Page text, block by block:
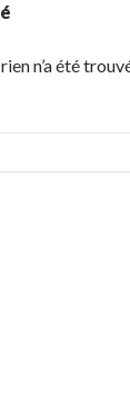
n’a été